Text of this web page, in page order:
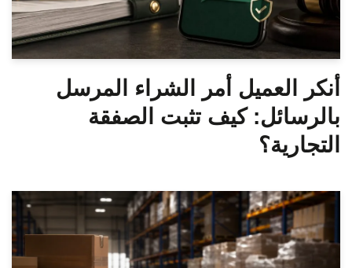
أنكر العميل أمر الشراء المرسل
بالرسائل: كيف تثبت الصفقة
التجارية؟